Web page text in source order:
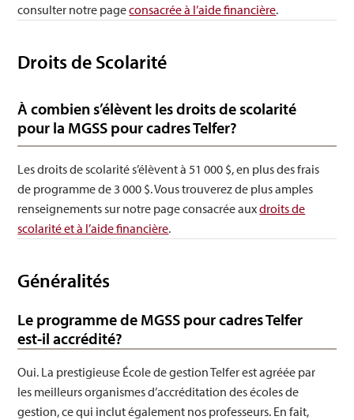
consulter notre pageconsacrée à l’aide financière.
Droits de Scolarité
À combien s’élèvent les droits de scolarité
pour la MGSS pour cadres Telfer?
Les droits de scolarité s’élèvent à 51 000 $, en plus des frais
de programme de 3 000 $. Vous trouverez de plus amples
renseignements sur notre page consacrée auxdroits de
scolarité et à l’aide financière.
Généralités
Le programme de MGSS pour cadres Telfer
est-il accrédité?
Oui. La prestigieuse École de gestion Telfer est agréée par
les meilleurs organismes d’accréditation des écoles de
gestion, ce qui inclut également nos professeurs. En fait,